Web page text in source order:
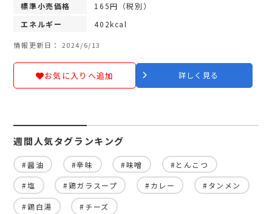
標準小売価格
165円（税別）
エネルギー
402kcal
情報更新日： 2024/6/13
お気に入りへ追加 詳しく見る
週間人気タグランキング
#醤油 #辛味 #味噌 #とんこつ
#塩 #鶏ガラスープ #カレー #タンメン
#鶏白湯 #チーズ